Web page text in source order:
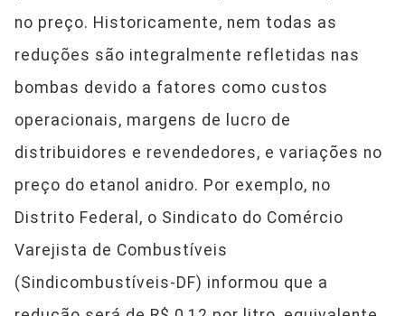
no preço. Historicamente, nem todas as
reduções são integralmente refletidas nas
bombas devido a fatores como custos
operacionais, margens de lucro de
distribuidores e revendedores, e variações no
preço do etanol anidro. Por exemplo, no
Distrito Federal, o Sindicato do Comércio
Varejista de Combustíveis
(Sindicombustíveis-DF) informou que a